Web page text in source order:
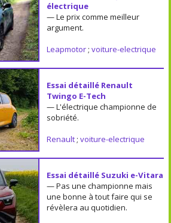
électrique
— Le prix comme meilleur
argument.
Leapmotor; voiture-electrique
Essai détaillé Renault
Twingo E-Tech
— L'électrique championne de
sobriété.
Renault; voiture-electrique
Essai détaillé Suzuki e-Vitara
— Pas une championne mais
une bonne à tout faire qui se
révèlera au quotidien.